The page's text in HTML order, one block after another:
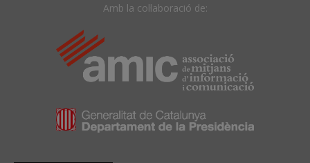
Amb la col·laboració de: